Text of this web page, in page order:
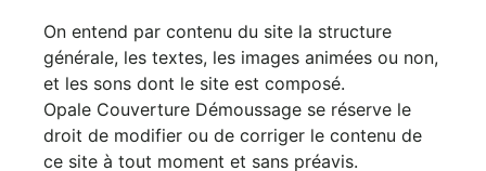
On entend par contenu du site la structure
générale, les textes, les images animées ou non,
et les sons dont le site est composé.
Opale Couverture Démoussage se réserve le
droit de modifier ou de corriger le contenu de
ce site à tout moment et sans préavis.